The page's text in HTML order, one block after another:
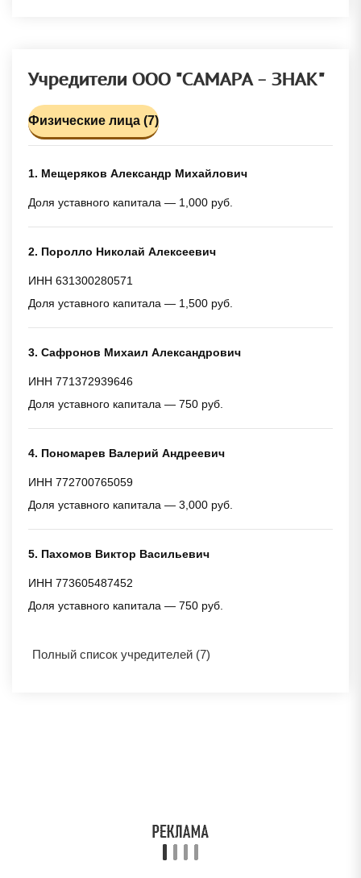
Учредители ООО "САМАРА - ЗНАК"
Физические лица (7)
1. Мещеряков Александр Михайлович
Доля уставного капитала — 1,000 руб.
2. Поролло Николай Алексеевич
ИНН 631300280571
Доля уставного капитала — 1,500 руб.
3. Сафронов Михаил Александрович
ИНН 771372939646
Доля уставного капитала — 750 руб.
4. Пономарев Валерий Андреевич
ИНН 772700765059
Доля уставного капитала — 3,000 руб.
5. Пахомов Виктор Васильевич
ИНН 773605487452
Доля уставного капитала — 750 руб.
Полный список учредителей (7)